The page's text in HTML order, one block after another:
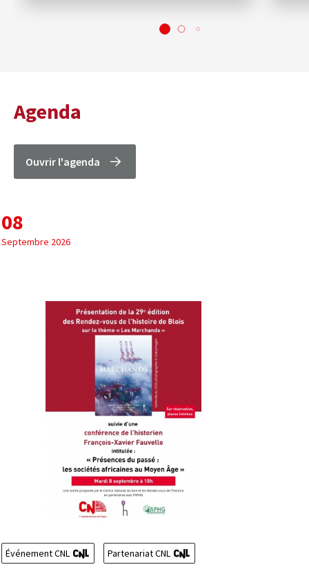
Agenda
Ouvrir l'agenda
08
Septembre 2026
Événement CNL Partenariat CNL